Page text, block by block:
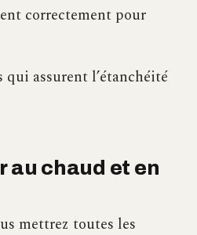
correctement pour
assurent l’étanchéité
au chaud et en
mettrez toutes les